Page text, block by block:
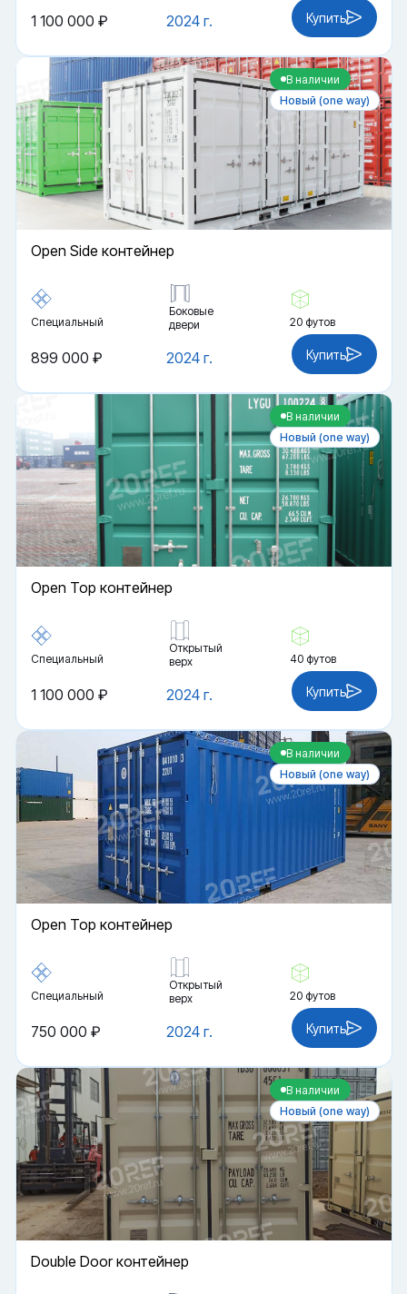
2024 г.
1 100 000 ₽ Купить
В наличии
Новый (one way)
Open Side контейнер
Специальный
Боковые
двери
20 футов
2024 г.
899 000 ₽ Купить
В наличии
Новый (one way)
Open Top контейнер
Специальный
Открытый
верх
40 футов
2024 г.
1 100 000 ₽ Купить
В наличии
Новый (one way)
Open Top контейнер
Специальный
Открытый
верх
20 футов
2024 г.
750 000 ₽ Купить
В наличии
Новый (one way)
Double Door контейнер